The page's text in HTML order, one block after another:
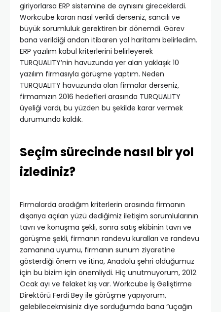
giriyorlarsa ERP sistemine de aynısını gireceklerdi.
Workcube kararı nasıl verildi derseniz, sancılı ve
büyük sorumluluk gerektiren bir dönemdi. Görev
bana verildiği andan itibaren yol haritamı belirledim.
ERP yazılım kabul kriterlerini belirleyerek
TURQUALITY’nin havuzunda yer alan yaklaşık 10
yazılım firmasıyla görüşme yaptım. Neden
TURQUALITY havuzunda olan firmalar derseniz,
firmamızın 2016 hedefleri arasında TURQUALITY
üyeliği vardı, bu yüzden bu şekilde karar vermek
durumunda kaldık.
Seçim sürecinde nasıl bir yol
izlediniz?
Firmalarda aradığım kriterlerin arasında firmanın
dışarıya açılan yüzü dediğimiz iletişim sorumlularının
tavrı ve konuşma şekli, sonra satış ekibinin tavrı ve
görüşme şekli, firmanın randevu kuralları ve randevu
zamanına uyumu, firmanın sunum ziyaretine
gösterdiği önem ve itina, Anadolu şehri olduğumuz
için bu bizim için önemliydi. Hiç unutmuyorum, 2012
Ocak ayı ve felaket kış var. Workcube İş Geliştirme
Direktörü Ferdi Bey ile görüşme yapıyorum,
gelebilecekmisiniz diye sorduğumda bana “uçağın